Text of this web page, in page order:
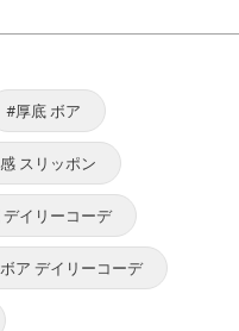
#厚底 ボア
スリッポン
イリーコーデ
ア デイリーコーデ